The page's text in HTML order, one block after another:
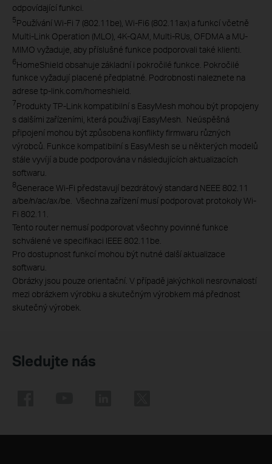
odpovídající funkci.
5Používání Wi-Fi 7 (802.11be), Wi-Fi6 (802.11ax) a funkcí včetně
Multi-Link Operation (MLO), 4K-QAM, Multi-RUs, OFDMA a MU-
MIMO vyžaduje, aby příslušné funkce podporovali také klienti.
6HomeShield obsahuje základní i pokročilé funkce. Pokročilé
funkce vyžadují placené předplatné. Podrobnosti naleznete na
adrese tp-link.com/homeshield.
7Produkty TP-Link kompatibilní s EasyMesh mohou být propojeny
s dalšími zařízeními, která používají EasyMesh. Neúspěšná
připojení mohou být způsobena konflikty firmwaru různých
výrobců. Funkce kompatibilní s EasyMesh se u některých modelů
stále vyvíjí a bude podporována v následujících aktualizacích
softwaru.
8Generace Wi-Fi představují bezdrátový standard NEEE 802.11
a/be/n/ac/ax/be. Všechna zařízení musí podporovat protokoly Wi-
Fi 802.11.
Tento router nemusí podporovat všechny povinné funkce
schválené ve specifikaci IEEE 802.11be.
Pro dostupnost funkcí mohou být nutné další aktualizace
softwaru.
Obrázky jsou pouze orientační. V případě jakýchkoli nesrovnalostí
mezi obrázkem výrobku a skutečným výrobkem má přednost
skutečný výrobek.
Sledujte nás